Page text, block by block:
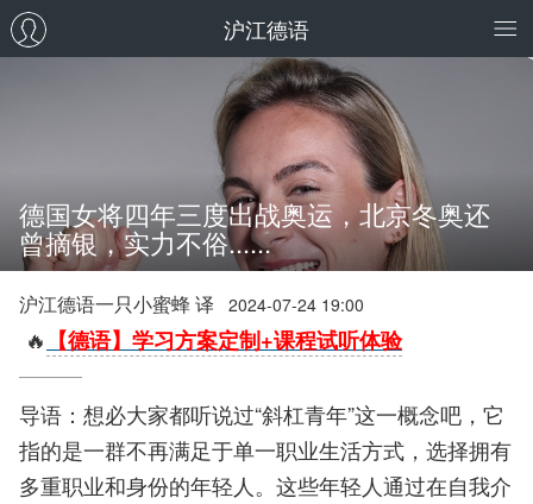
沪江德语
德国女将四年三度出战奥运，北京冬奥还
曾摘银，实力不俗......
沪江德语一只小蜜蜂 译 2024-07-24 19:00
🔥 【德语】学习方案定制+课程试听体验
导语：想必大家都听说过“斜杠青年”这一概念吧，它
指的是一群不再满足于单一职业生活方式，选择拥有
多重职业和身份的年轻人。这些年轻人通过在自我介